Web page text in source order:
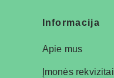
Informacija
Apie mus
Įmonės rekvizitai